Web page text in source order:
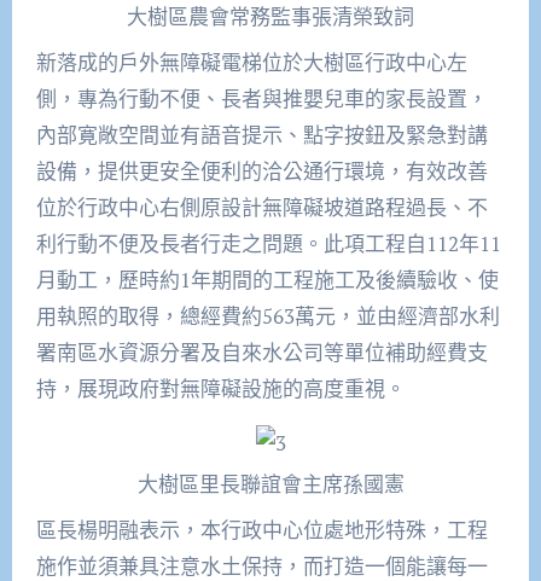
大樹區農會常務監事張清榮致詞
新落成的戶外無障礙電梯位於大樹區行政中心左
側，專為行動不便、長者與推嬰兒車的家長設置，
內部寛敞空間並有語音提示、點字按鈕及緊急對講
設備，提供更安全便利的洽公通行環境，有效改善
位於行政中心右側原設計無障礙坡道路程過長、不
利行動不便及長者行走之問題。此項工程自112年11
月動工，歷時約1年期間的工程施工及後續驗收、使
用執照的取得，總經費約563萬元，並由經濟部水利
署南區水資源分署及自來水公司等單位補助經費支
持，展現政府對無障礙設施的高度重視。
大樹區里長聯誼會主席孫國憲
區長楊明融表示，本行政中心位處地形特殊，工程
施作並須兼具注意水土保持，而打造一個能讓每一